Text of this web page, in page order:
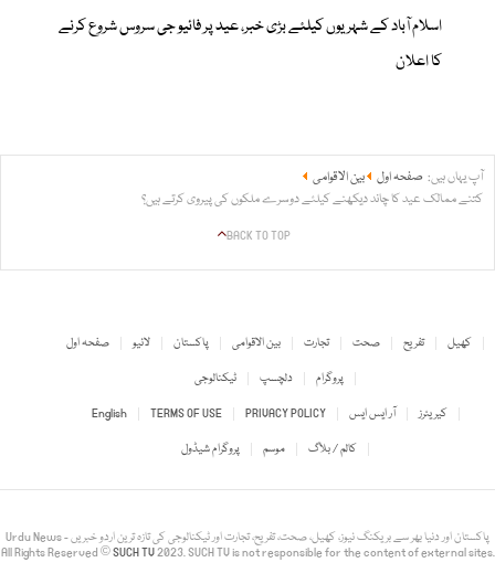
اسلام آباد کے شہریوں کیلئے بڑی خبر، عید پر فائیو جی سروس شروع کرنے
کا اعلان
آپ یہاں ہیں: صفحہ اول
بین الاقوامی
کتنے ممالک عید کا چاند دیکھنے کیلئے دوسرے ملکوں کی پیروی کرتے ہیں؟
BACK TO TOP
صفحہ اول لائیو پاکستان بین الاقوامی تجارت صحت تفریح
کھیل
ٹیکنالوجی
دلچسپ
پروگرام
English
TERMS OF USE PRIVACY POLICY آر ایس ایس
کیریئرز
پروگرام شیڈول
موسم کالم / بلاگ
Urdu News - پاکستان اور دنیا بھر سے بریکنگ نیوز، کھیل، صحت، تفریح، تجارت اور ٹیکنالوجی کی تازہ ترین اردو خبریں
All Rights Reserved ©SUCH TV2023. SUCH TV is not responsible for the content of external sites.